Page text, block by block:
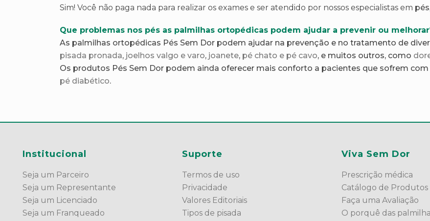
Sim! Você não paga nada para realizar os exames e ser atendido por nossos especialistas em
Que problemas nos pés as palmilhas ortopédicas podem ajudar a prevenir ou
As palmilhas ortopédicas Pés Sem Dor podem ajudar na prevenção e no tratamento de
pisada pronada, joelhos valgo e varo, joanete, pé chato e pé cavo, e muitos outros, como
Os produtos Pés Sem Dor podem ainda oferecer mais conforto a pacientes que sofrem
pé diabético.
Institucional
Seja um Parceiro
Seja um Representante
Seja um Licenciado
Seja um Franqueado
Suporte
Termos de uso
Privacidade
Valores Editoriais
Tipos de pisada
Viva Sem Dor
Prescrição médica
Catálogo de Produtos
Faça uma Avaliação
O porquê das